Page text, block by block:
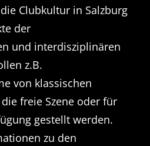
Clubkultur in Salzburg
der
und interdisziplinären
z.B.
von klassischen
freie Szene oder für
gestellt werden.
zu den